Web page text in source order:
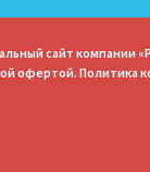
сайт компании
офертой. Политика